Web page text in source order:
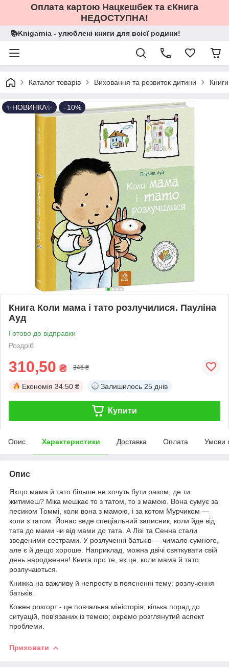
Оплата картою Нацкешбек та єКнига
НЕДОСТУПНА!
📚Knigarnia - улюблені книги для всієї родини!
Каталог товарів Виховання та розвиток дитини
✨НОВИНКА✨ –10%
Книга Коли мама і тато розлучилися. Пауліна
Ауд
Готово до відправки
Роздріб
310,50 ₴ 345 ₴
Економія 34.50 ₴ Залишилось 25 днів
Купити
Опис Характеристики Доставка Оплата Умови
Опис
Якщо мама й тато більше не хочуть бути разом, де ти
житимеш? Міка мешкає то з татом, то з мамою. Вона сумує за
песиком Томмі, коли вона з мамою, і за котом Мурчиком —
коли з татом. Йонас веде спеціальний записник, коли йде від
тата до мами чи від мами до тата. А Лізі та Сенна стали
зведеними сестрами. У розлученні батьків — чимало сумного,
але є й дещо хороше. Наприклад, можна двічі святкувати свій
день народження! Книга про те, як це, коли мама й тато
розлучаються.
Книжка на важливу й непросту в поясненні тему: розлучення
батьків.
Кожен розгорт - це повчальна міністорія; кілька порад до
ситуацій, пов'язаних із темою; окремо розглянутий аспект
проблеми.
Приховати